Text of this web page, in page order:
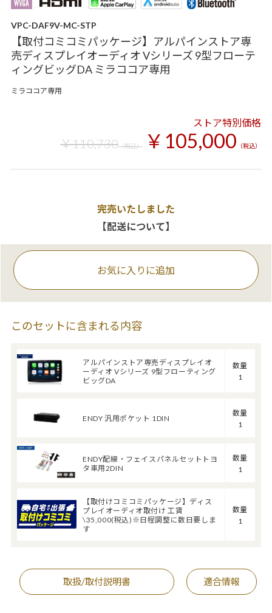
VPC-DAF9V-MC-STP
【取付コミコミパッケージ】アルパインストア専
売ディスプレイオーディオ Vシリーズ 9型フローテ
ィングビッグDA ミラココア専用
ミラココア専用
ストア特別価格
￥110,730（税込） ￥105,000 （税込）
完売いたしました
【配送について】
お気に入りに追加
このセットに含まれる内容
アルパインストア専売ディスプレイオ
ーディオ Vシリーズ 9型フローティング
ビッグDA
数量
1
ENDY 汎用ポケット 1DIN
数量
1
ENDY配線・フェイスパネルセットトヨ
タ車用2DIN
数量
1
【取付けコミコミパッケージ】ディス
プレイオーディオ取付け 工賃
\35,000(税込)※日程調整に数日要しま
す
数量
1
取扱/取付説明書 適合情報